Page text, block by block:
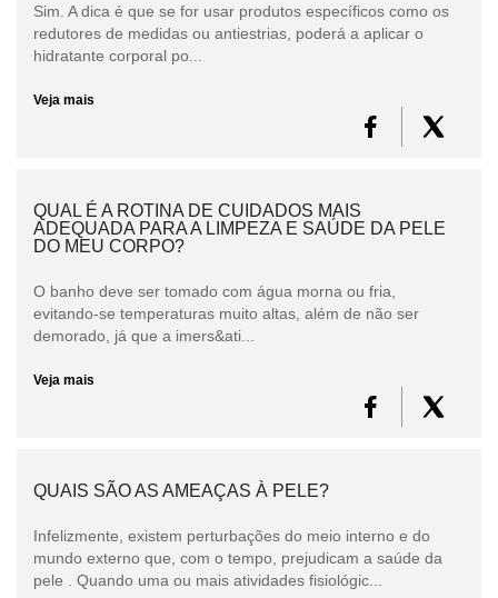
Sim. A dica é que se for usar produtos específicos como os
redutores de medidas ou antiestrias, poderá a aplicar o
hidratante corporal po...
Veja mais
QUAL É A ROTINA DE CUIDADOS MAIS
ADEQUADA PARA A LIMPEZA E SAÚDE DA PELE
DO MEU CORPO?
O banho deve ser tomado com água morna ou fria,
evitando-se temperaturas muito altas, além de não ser
demorado, já que a imers&ati...
Veja mais
QUAIS SÃO AS AMEAÇAS À PELE?
Infelizmente, existem perturbações do meio interno e do
mundo externo que, com o tempo, prejudicam a saúde da
pele . Quando uma ou mais atividades fisiológic...